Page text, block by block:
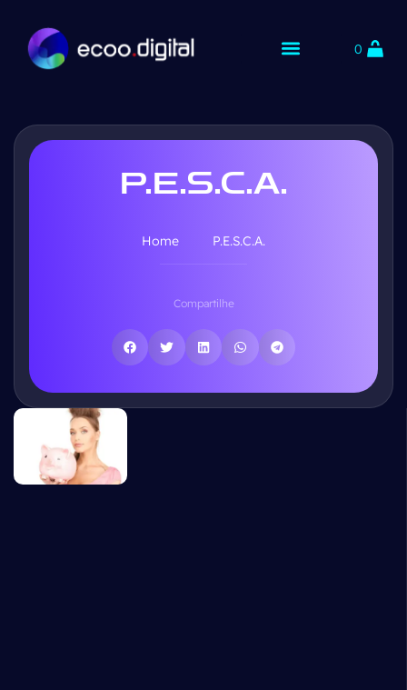
0
P.E.S.C.A.
Home P.E.S.C.A.
Compartilhe